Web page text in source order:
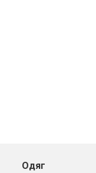
Одяг